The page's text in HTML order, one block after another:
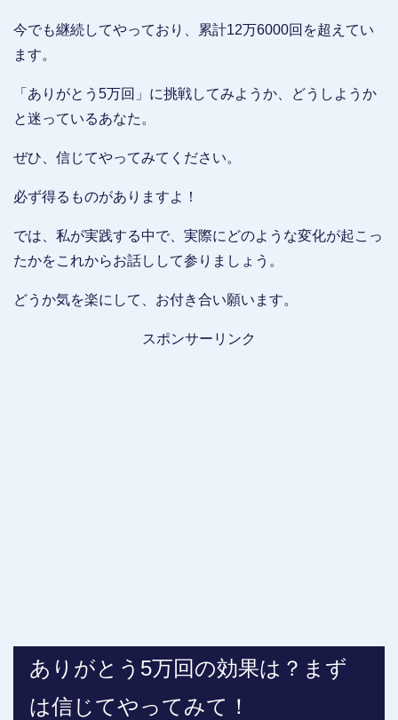
今でも継続してやっており、累計12万6000回を超えてい
ます。
「ありがとう5万回」に挑戦してみようか、どうしようか
と迷っているあなた。
ぜひ、信じてやってみてください。
必ず得るものがありますよ！
では、私が実践する中で、実際にどのような変化が起こっ
たかをこれからお話しして参りましょう。
どうか気を楽にして、お付き合い願います。
スポンサーリンク
ありがとう5万回の効果は？まず
は信じてやってみて！